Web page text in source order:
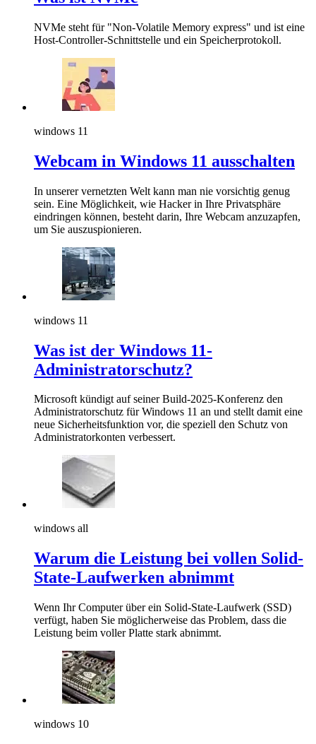
NVMe steht für "Non-Volatile Memory express" und ist eine
Host-Controller-Schnittstelle und ein Speicherprotokoll.
windows 11
Webcam in Windows 11 ausschalten
In unserer vernetzten Welt kann man nie vorsichtig genug
sein. Eine Möglichkeit, wie Hacker in Ihre Privatsphäre
eindringen können, besteht darin, Ihre Webcam anzuzapfen,
um Sie auszuspionieren.
windows 11
Was ist der Windows 11-
Administratorschutz?
Microsoft kündigt auf seiner Build-2025-Konferenz den
Administratorschutz für Windows 11 an und stellt damit eine
neue Sicherheitsfunktion vor, die speziell den Schutz von
Administratorkonten verbessert.
windows all
Warum die Leistung bei vollen Solid-
State-Laufwerken abnimmt
Wenn Ihr Computer über ein Solid-State-Laufwerk (SSD)
verfügt, haben Sie möglicherweise das Problem, dass die
Leistung beim voller Platte stark abnimmt.
windows 10